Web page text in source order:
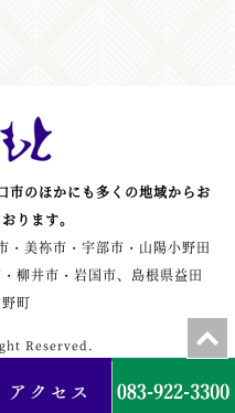
市のほかにも多くの地域からお
ります。
・美祢市・宇部市・山陽小野田
柳井市・岩国市、島根県益田
町
Reserved.